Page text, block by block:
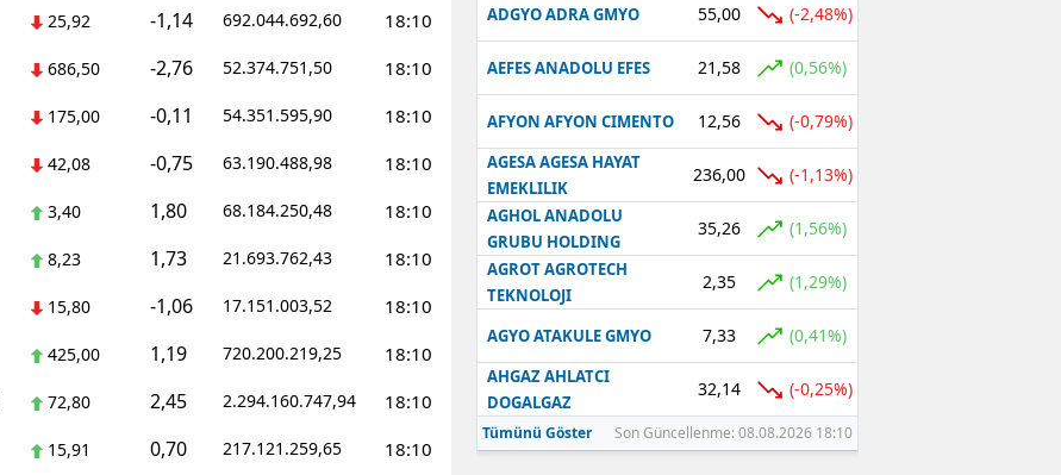
Ordu
Rize
Sakarya
Samsun
Siirt
Sinop
Sivas
Tekirdağ
Tokat
Trabzon
25,92 -1,14 692.044.692,60 18:10
686,50 -2,76 52.374.751,50 18:10
175,00 -0,11 54.351.595,90 18:10
42,08 -0,75 63.190.488,98 18:10
3,40 1,80 68.184.250,48 18:10
8,23 1,73 21.693.762,43 18:10
15,80 -1,06 17.151.003,52 18:10
425,00 1,19 720.200.219,25 18:10
72,80 2,45 2.294.160.747,94 18:10
15,91 0,70 217.121.259,65 18:10
ADGYO ADRA GMYO 55,00 (-2,48%)
AEFES ANADOLU EFES 21,58 (0,56%)
AFYON AFYON CIMENTO 12,56 (-0,79%)
AGESA AGESA HAYAT
EMEKLILIK
236,00 (-1,13%)
AGHOL ANADOLU
GRUBU HOLDING
35,26 (1,56%)
AGROT AGROTECH
TEKNOLOJI
2,35 (1,29%)
AGYO ATAKULE GMYO 7,33 (0,41%)
AHGAZ AHLATCI
DOGALGAZ
32,14 (-0,25%)
Tümünü Göster Son Güncellenme: 08.08.2026 18:10